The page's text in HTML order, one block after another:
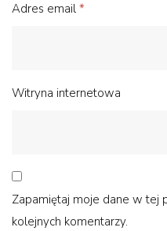
Adres email *
Witryna internetowa
Zapamiętaj moje dane w tej
kolejnych komentarzy.